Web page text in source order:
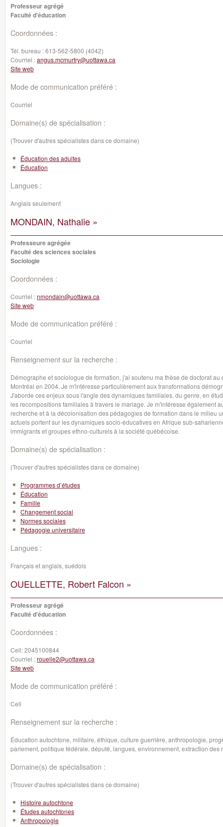
Professeur agrégé
Faculté d'éducation
Coordonnées :
Tél. bureau :613-562-5800 (4042)
Courriel :angus.mcmurtry@uottawa.ca
Site web
Mode de communication préféré :
Courriel
Domaine(s) de spécialisation :
(Trouver d'autres spécialistes dans ce domaine)
Éducation des adultes
Éducation
Langues :
Anglais seulement
MONDAIN, Nathalie »
Professeure agrégée
Faculté des sciences sociales
Sociologie
Coordonnées :
Courriel :nmondain@uottawa.ca
Site web
Mode de communication préféré :
Courriel
Renseignement sur la recherche :
Démographe et sociologue de formation, j'ai soutenu ma thèse de doctorat
Montréal en 2004. Je m'intéresse particulièrement aux transformations
J'aborde ces enjeux sous l'angle des dynamiques familiales, du genre, en
les recompositions familiales à travers le mariage. Je m'intéresse également
recherche et à la décolonisation des pédagogies de formation dans le milieu
actuels portent sur les dynamiques socio-éducatives en Afrique sub-
immigrants et groupes ethno-culturels à la société québécoise.
Domaine(s) de spécialisation :
(Trouver d'autres spécialistes dans ce domaine)
Programmes d’études
Éducation
Famille
Changement social
Normes sociales
Pédagogie universitaire
Langues :
Français et anglais, suédois
OUELLETTE, Robert Falcon »
Professeur agrégé
Faculté d'éducation
Coordonnées :
Cell:2045100844
Courriel :rouelle2@uottawa.ca
Site web
Mode de communication préféré :
Cell
Renseignement sur la recherche :
Éducation autochtone, militaire, éthique, culture guerrière, anthropologie,
parlement, politique fédérale, député, langues, environnement, extraction des
Domaine(s) de spécialisation :
(Trouver d'autres spécialistes dans ce domaine)
Histoire autochtone
Études autochtones
Anthropologie